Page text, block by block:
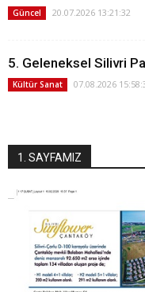
Güncel 20.07.2026 13:21:32
5. Geleneksel Silivri
Kültür Sanat 07.08.2026
1. SAYFAMIZ